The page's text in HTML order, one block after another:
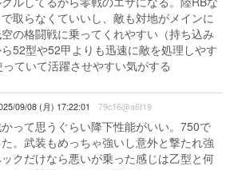
取らなくていいし、敵も対地がメインに
の格闘戦に乗ってくれやすい（持ち込み
52型や52甲よりも迅速に敵を処理しやす
ていて活躍させやすい気がする
09/08 (月) 17:22:01 79c16@a6f19
って思うぐらい降下性能がいい。750で
。武装もめっちゃ強いし意外と撃たれ強
クだけなら悪いが乗った感じは乙型と何